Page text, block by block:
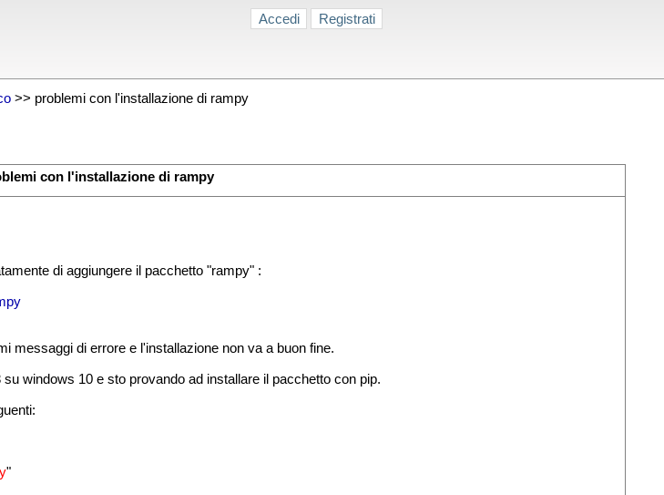
Accedi Registrati
>> problemi con l'installazione di rampy
con l'installazione di rampy
di aggiungere il pacchetto "rampy" :
messaggi di errore e l'installazione non va a buon fine.
windows 10 e sto provando ad installare il pacchetto con pip.
"